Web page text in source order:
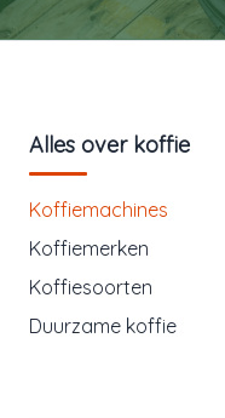
Alles over koffie
Koffiemachines
Koffiemerken
Koffiesoorten
Duurzame koffie